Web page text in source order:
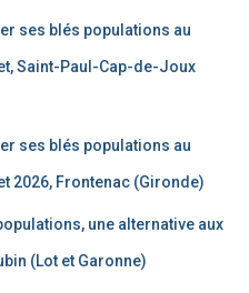
ses blés populations au
Saint-Paul-Cap-de-Joux
ses blés populations au
2026, Frontenac (Gironde)
une alternative aux
(Lot et Garonne)